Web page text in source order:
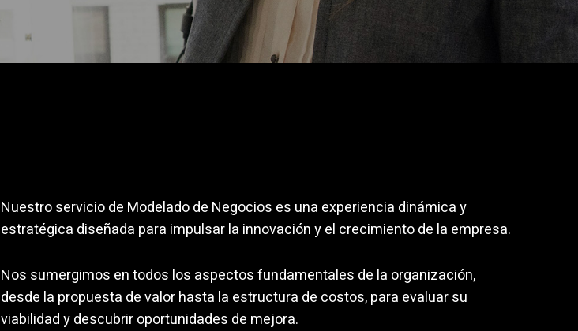
Nuestro servicio de Modelado de Negocios es una experiencia dinámica y
estratégica diseñada para impulsar la innovación y el crecimiento de la empresa.
Nos sumergimos en todos los aspectos fundamentales de la organización,
desde la propuesta de valor hasta la estructura de costos, para evaluar su
viabilidad y descubrir oportunidades de mejora.